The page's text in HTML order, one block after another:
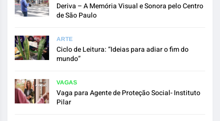
Deriva – A Memória Visual e Sonora pelo Centro
de São Paulo
ARTE
Ciclo de Leitura: “Ideias para adiar o fim do
mundo”
VAGAS
Vaga para Agente de Proteção Social- Instituto
Pilar